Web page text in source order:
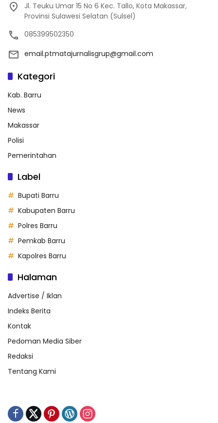
Jl. Teuku Umar 15 No 6 Kec. Tallo, Kota Makassar,
Provinsi Sulawesi Selatan (Sulsel)
085399502350
email.ptmatajurnalisgrup@gmail.com
Kategori
Kab. Barru
News
Makassar
Polisi
Pemerintahan
Label
Bupati Barru
Kabupaten Barru
Polres Barru
Pemkab Barru
Kapolres Barru
Halaman
Advertise / Iklan
Indeks Berita
Kontak
Pedoman Media Siber
Redaksi
Tentang Kami